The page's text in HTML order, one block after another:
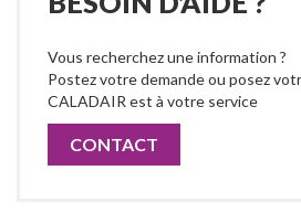
Vous recherchez une information ?
Postez votre demande ou posez
CALADAIR est à votre service
CONTACT